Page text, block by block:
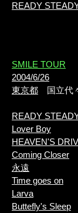
READY
​SMILE TOUR
2004/6/26
東京都 国立代
READY
Lover Boy
HEAVEN'S
Coming Closer
永遠
Time goes on
Larva
​Buttefly's Sleep